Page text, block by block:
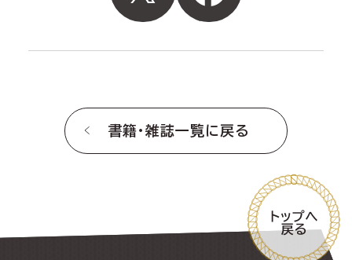
書籍・雑誌一覧に戻る